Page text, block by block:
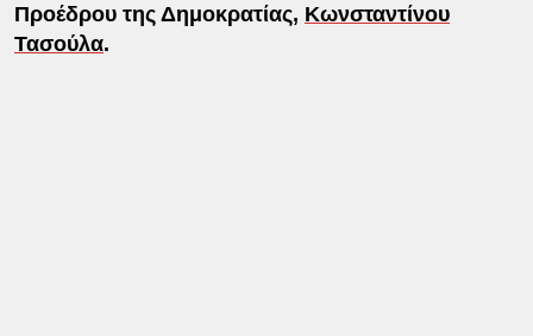
Προέδρου της Δημοκρατίας, Κωνσταντίνου
Τασούλα.